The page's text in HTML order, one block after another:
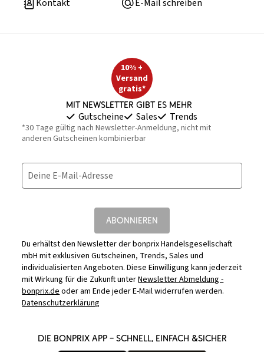
Kontakt
E-Mail schreiben
10% +
Versand
gratis*
Mit Newsletter gibt es mehr
Gutscheine Sales Trends
*30 Tage gültig nach Newsletter-Anmeldung, nicht mit
anderen Gutscheinen kombinierbar
Deine E-Mail-Adresse
ABONNIEREN
Du erhältst den Newsletter der bonprix Handelsgesellschaft
mbH mit exklusiven Gutscheinen, Trends, Sales und
individualisierten Angeboten. Diese Einwilligung kann jederzeit
mit Wirkung für die Zukunft unterNewsletter Abmeldung -
bonprix.deoder am Ende jeder E-Mail widerrufen werden.
Datenschutzerklärung
DIE BONPRIX APP – SCHNELL, EINFACH &SICHER